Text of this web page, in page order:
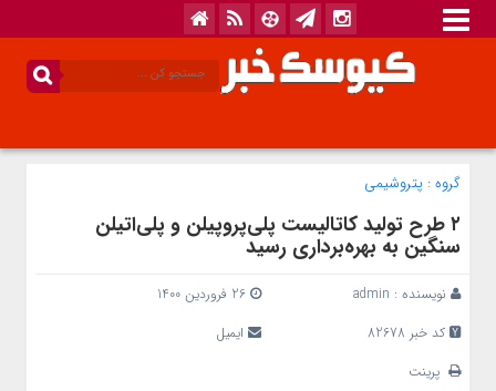
گروه : پتروشیمی
۲ طرح تولید کاتالیست پلی‌پروپیلن و پلی‌اتیلن
سنگین به بهره‌برداری رسید
نویسنده : admin
26 فروردین 1400
کد خبر 82678
ایمیل
پرینت